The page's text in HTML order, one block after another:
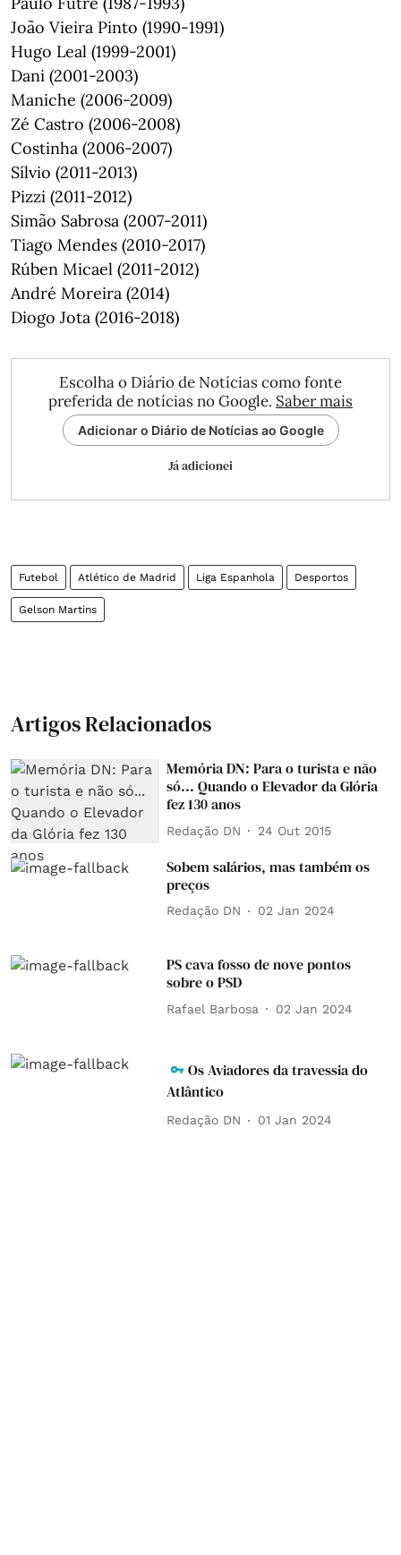
João Vieira Pinto (1990-1991)
Hugo Leal (1999-2001)
Dani (2001-2003)
Maniche (2006-2009)
Zé Castro (2006-2008)
Costinha (2006-2007)
Sílvio (2011-2013)
Pizzi (2011-2012)
Simão Sabrosa (2007-2011)
Tiago Mendes (2010-2017)
Rúben Micael (2011-2012)
André Moreira (2014)
Diogo Jota (2016-2018)
Escolha o Diário de Notícias como fonte
preferida de notícias no Google. Saber mais
Adicionar o Diário de Notícias ao Google
Já adicionei
Futebol Atlético de Madrid Liga Espanhola Desportos
Gelson Martins
Artigos Relacionados
Memória DN: Para o turista e não
só... Quando o Elevador da Glória
fez 130 anos
Redação DN 24 Out 2015
Sobem salários, mas também os
preços
Redação DN 02 Jan 2024
PS cava fosso de nove pontos
sobre o PSD
Rafael Barbosa 02 Jan 2024
Os Aviadores da travessia do
Atlântico
Redação DN 01 Jan 2024